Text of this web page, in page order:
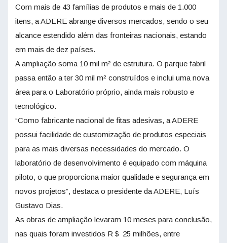
Com mais de 43 famílias de produtos e mais de 1.000
itens, a ADERE abrange diversos mercados, sendo o seu
alcance estendido além das fronteiras nacionais, estando
em mais de dez países.
A ampliação soma 10 mil m² de estrutura. O parque fabril
passa então a ter 30 mil m² construídos e inclui uma nova
área para o Laboratório próprio, ainda mais robusto e
tecnológico.
“Como fabricante nacional de fitas adesivas, a ADERE
possui facilidade de customização de produtos especiais
para as mais diversas necessidades do mercado. O
laboratório de desenvolvimento é equipado com máquina
piloto, o que proporciona maior qualidade e segurança em
novos projetos”, destaca o presidente da ADERE, Luís
Gustavo Dias.
As obras de ampliação levaram 10 meses para conclusão,
nas quais foram investidos R＄ 25 milhões, entre